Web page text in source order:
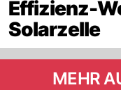
Effizienz-
Solarzelle
MEHR